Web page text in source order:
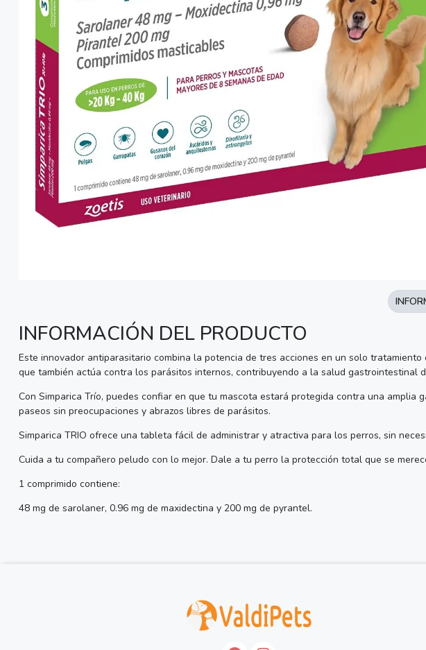
INFORMACIÓN DEL PRODUCTO
Este innovador antiparasitario combina la potencia de tres acciones en un solo
que también actúa contra los parásitos internos, contribuyendo a la salud gastrointestinal
Con Simparica Trío, puedes confiar en que tu mascota estará protegida contra una
paseos sin preocupaciones y abrazos libres de parásitos.
Simparica TRIO ofrece una tableta fácil de administrar y atractiva para los perros, sin
Cuida a tu compañero peludo con lo mejor. Dale a tu perro la protección total que se
1 comprimido contiene:
48 mg de sarolaner, 0.96 mg de maxidectina y 200 mg de pyrantel.